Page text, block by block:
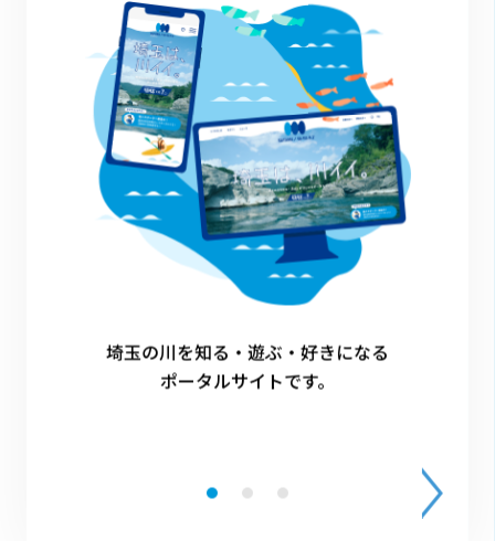
2026.03.27
皆野町立三沢小学校
埼玉の川を知る・遊ぶ・好きになる
ポータルサイトです。